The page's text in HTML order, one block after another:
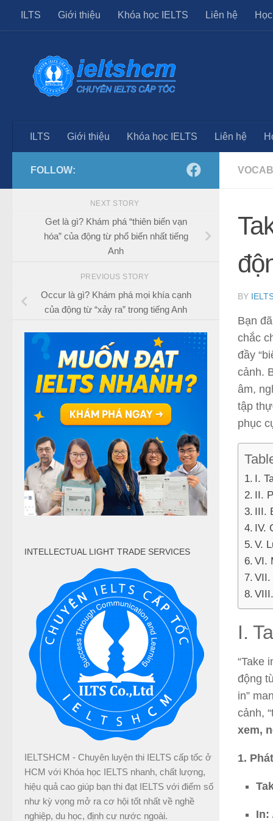
Skip to content
ILTS Giới thiệu Khóa học IELTS Liên hệ
ILTS Giới thiệu Khóa học IELTS Liên hệ
BY
Bạn
chắc
đầy
cảnh.
âm,
tập
phục
I.
II.
III.
IV.
V.
VI.
VII.
I.
“Take
động
in”
cảnh,
xem,
1.
In:
FOLLOW:
NEXT STORY
Get là gì? Khám phá “thiên biến vạn
hóa” của động từ phổ biến nhất tiếng
Anh
PREVIOUS STORY
Occur là gì? Khám phá mọi khía cạnh
của động từ “xảy ra” trong tiếng Anh
INTELLECTUAL LIGHT TRADE SERVICES
IELTSHCM - Chuyên luyện thi IELTS cấp tốc ở
HCM với Khóa học IELTS nhanh, chất lượng,
hiệu quả cao giúp bạn thi đạt IELTS với điểm số
như kỳ vọng mở ra cơ hội tốt nhất về nghề
nghiệp, du học, định cư nước ngoài.